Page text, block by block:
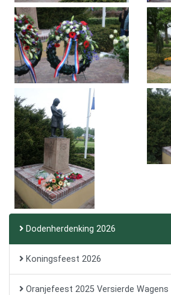
Dodenherdenking 2026
Koningsfeest 2026
Oranjefeest 2025 Versierde Wagens